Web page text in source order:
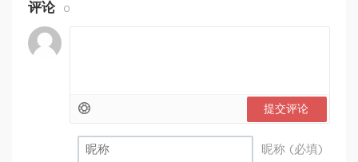
评论 0
提交评论
昵称 (必填)